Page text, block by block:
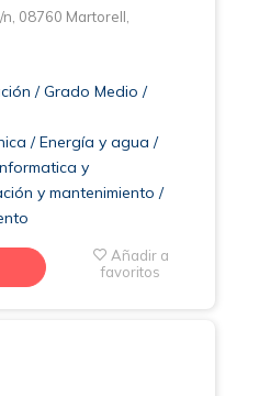
08760 Martorell,
/ Grado Medio /
/ Energía y agua /
y
y mantenimiento /
Añadir a
favoritos